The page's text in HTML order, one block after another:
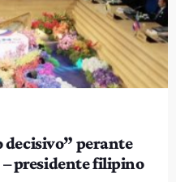
decisivo” perante
presidente filipino